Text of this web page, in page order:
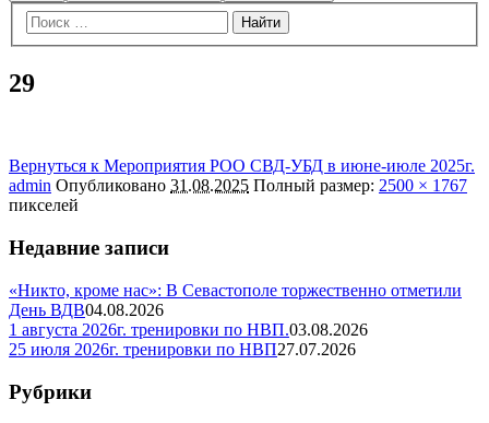
29
Вернуться к Мероприятия РОО СВД-УБД в июне-июле 2025г.
admin Опубликовано 31.08.2025 Полный размер: 2500 × 1767
пикселей
Недавние записи
«Никто, кроме нас»: В Севастополе торжественно отметили
День ВДВ04.08.2026
1 августа 2026г. тренировки по НВП.03.08.2026
25 июля 2026г. тренировки по НВП27.07.2026
Рубрики